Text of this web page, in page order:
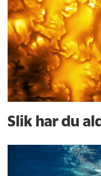
Slik har du